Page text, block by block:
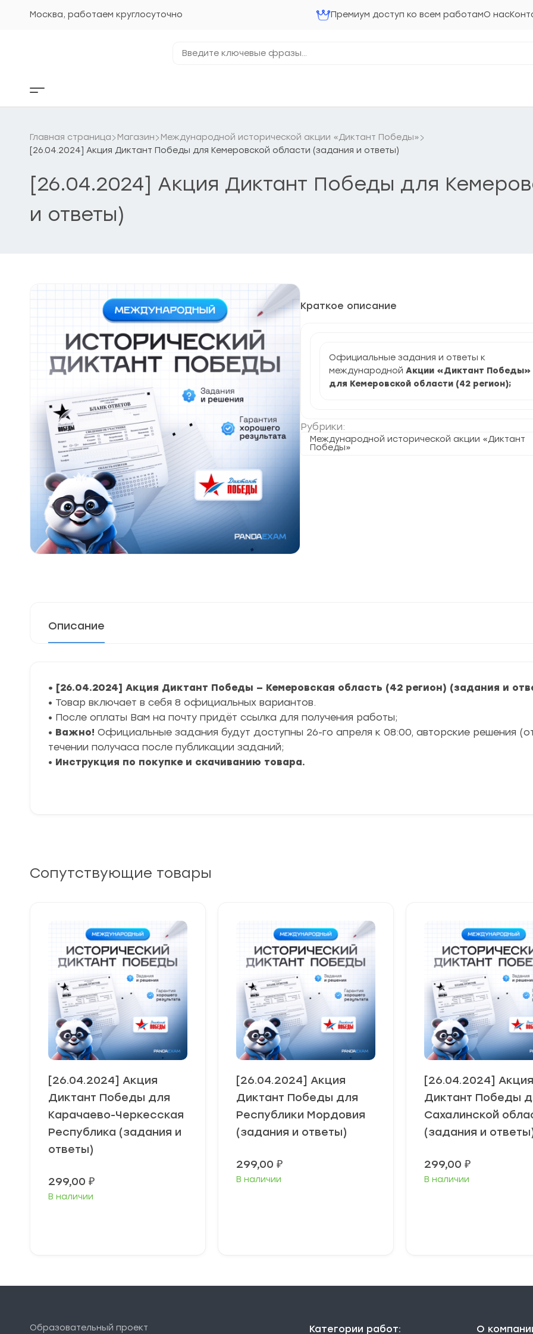
Москва, работаем круглосуточно Премиум доступ ко всем работамО нас
ключевые
Кнопка
бокового
Главная страница Магазин
Международной исторической акции «Диктант Победы»
[26.04.2024] Акция Диктант Победы для Кемеровской области (задания и ответы)
[26.04.2024] Акция Диктант Победы для
и ответы)
Краткое описание
Официальные задания и ответы к
международной Акции «Диктант Победы»
для Кемеровской области (42 регион);
Рубрики:
Международной исторической акции «Диктант
Победы»
Описание
• [26.04.2024] Акция Диктант Победы — Кемеровская область (42 регион) (задания и
• Товар включает в себя 8 официальных вариантов.
• После оплаты Вам на почту придёт ссылка для получения работы;
• Важно! Официальные задания будут доступны 26-го апреля к 08:00, авторские решения
течении получаса после публикации заданий;
• Инструкция по покупке и скачиванию товара.
Сопутствующие товары
[26.04.2024] Акция
Диктант Победы для
Карачаево-Черкесская
Республика (задания и
ответы)
299,00 ₽
В наличии
[26.04.2024] Акция
Диктант Победы для
Республики Мордовия
(задания и ответы)
299,00 ₽
В наличии
[26.04.2024] Акция
Диктант Победы
Сахалинской
(задания и
299,00 ₽
В наличии
Образовательный проект Категории работ: О